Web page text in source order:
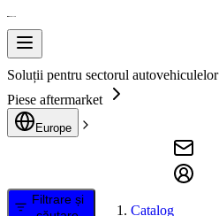
Soluții pentru sectorul autovehiculelor
Piese aftermarket
Europe
Filtrare și
Catalog